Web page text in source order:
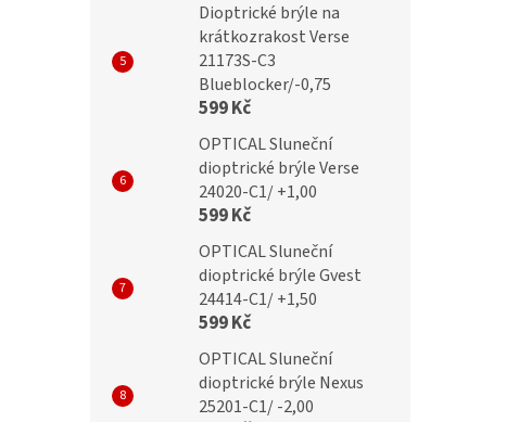
Dioptrické brýle na
krátkozrakost Verse
21173S-C3
Blueblocker/-0,75
599 Kč
OPTICAL Sluneční
dioptrické brýle Verse
24020-C1/ +1,00
599 Kč
OPTICAL Sluneční
dioptrické brýle Gvest
24414-C1/ +1,50
599 Kč
OPTICAL Sluneční
dioptrické brýle Nexus
25201-C1/ -2,00